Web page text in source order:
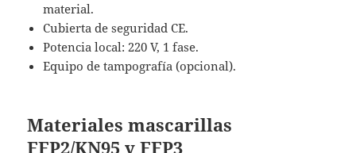
material.
Cubierta de seguridad CE.
Potencia local: 220 V, 1 fase.
Equipo de tampografía (opcional).
Materiales mascarillas
FFP2/KN95 y FFP3